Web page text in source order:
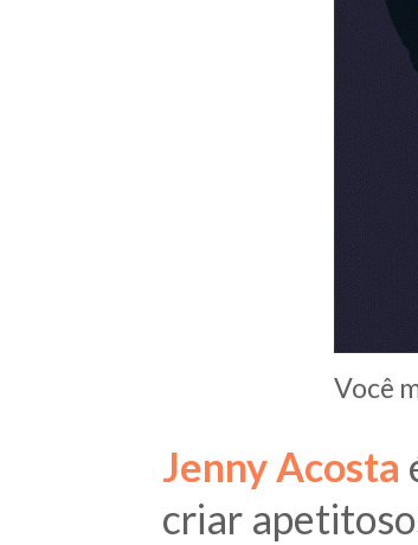
Você
Jenny Acosta
criar